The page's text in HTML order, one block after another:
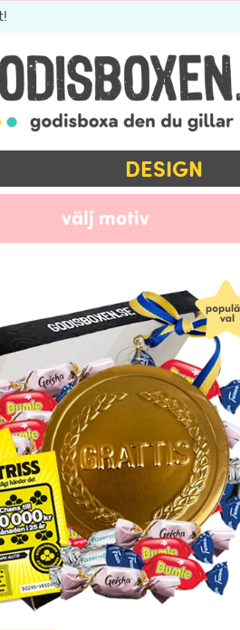
DESIGN
välj motiv